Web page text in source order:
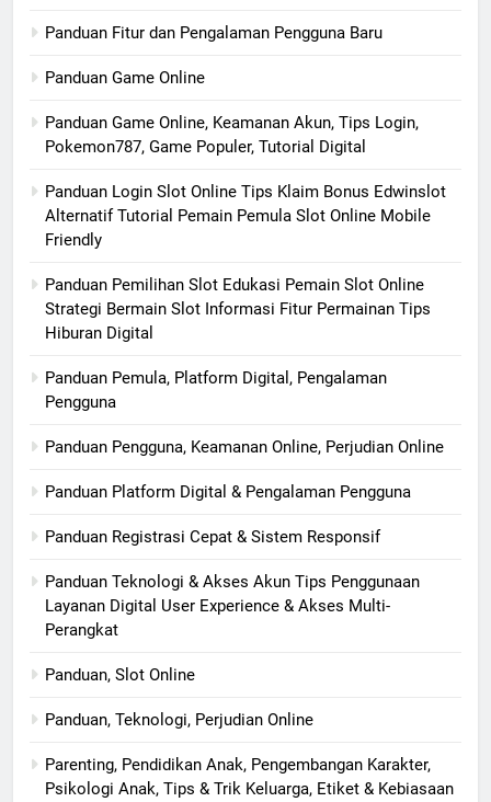
Panduan Fitur dan Pengalaman Pengguna Baru
Panduan Game Online
Panduan Game Online, Keamanan Akun, Tips Login,
Pokemon787, Game Populer, Tutorial Digital
Panduan Login Slot Online Tips Klaim Bonus Edwinslot
Alternatif Tutorial Pemain Pemula Slot Online Mobile
Friendly
Panduan Pemilihan Slot Edukasi Pemain Slot Online
Strategi Bermain Slot Informasi Fitur Permainan Tips
Hiburan Digital
Panduan Pemula, Platform Digital, Pengalaman
Pengguna
Panduan Pengguna, Keamanan Online, Perjudian Online
Panduan Platform Digital & Pengalaman Pengguna
Panduan Registrasi Cepat & Sistem Responsif
Panduan Teknologi & Akses Akun Tips Penggunaan
Layanan Digital User Experience & Akses Multi-
Perangkat
Panduan, Slot Online
Panduan, Teknologi, Perjudian Online
Parenting, Pendidikan Anak, Pengembangan Karakter,
Psikologi Anak, Tips & Trik Keluarga, Etiket & Kebiasaan